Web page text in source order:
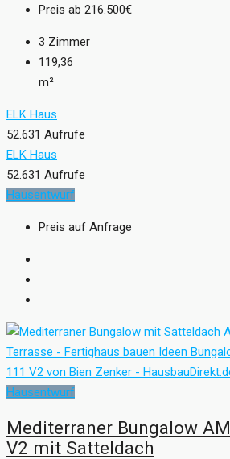
Preis ab 216.500€
3 Zimmer
119,36
m²
ELK Haus
52.631 Aufrufe
ELK Haus
52.631 Aufrufe
Hausentwurf
Preis auf Anfrage
Hausentwurf
Mediterraner Bungalow
V2 mit Satteldach